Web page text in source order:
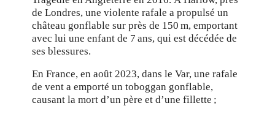
de Londres, une violente rafale a propulsé un
château gonflable sur près de 150 m, emportant
avec lui une enfant de 7 ans, qui est décédée de
ses blessures.
En France, en août 2023, dans le Var, une rafale
de vent a emporté un toboggan gonflable,
causant la mort d’un père et d’une fillette ;